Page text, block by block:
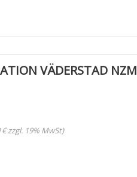
VÄDERSTAD NZM
€ zzgl. 19% MwSt)